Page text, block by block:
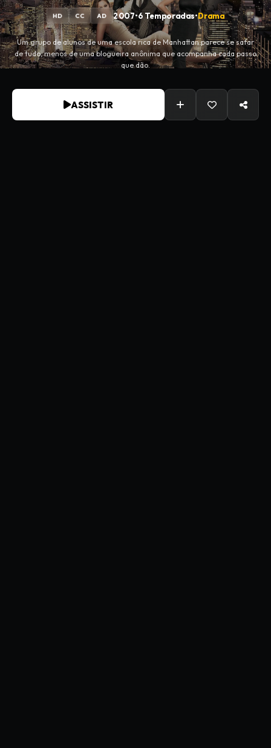
HD CC AD 2007•6 Temporadas•Drama
Um grupo de alunos de uma escola rica de Manhattan parece se safar
de tudo, menos de uma blogueira anônima que acompanha cada passo
que dão.
ASSISTIR